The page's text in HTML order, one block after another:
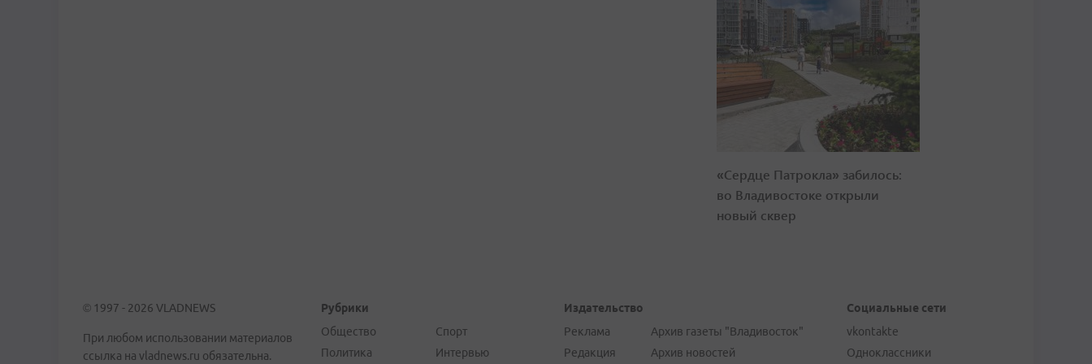
«Сердце Патрокла» забилось:
во Владивостоке открыли
новый сквер
© 1997 - 2026 VLADNEWS
При любом использовании материалов
ссылка на vladnews.ru обязательна.
Рубрики
Общество
Политика
Спорт
Интервью
Издательство
Реклама
Редакция
Архив газеты "Владивосток"
Архив новостей
Социальные сети
vkontakte
Одноклассники